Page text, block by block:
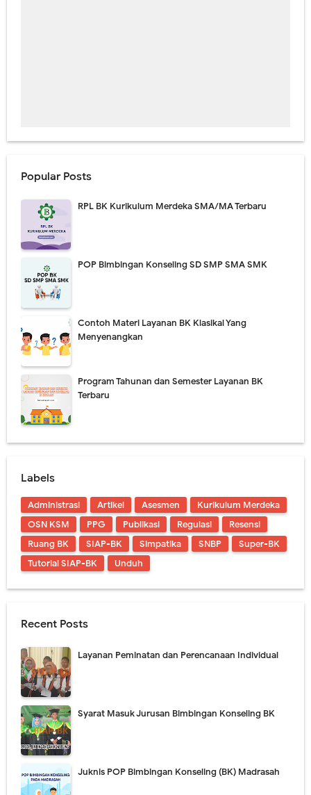
Popular Posts
RPL BK Kurikulum Merdeka SMA/MA Terbaru
POP Bimbingan Konseling SD SMP SMA SMK
Contoh Materi Layanan BK Klasikal Yang
Menyenangkan
Program Tahunan dan Semester Layanan BK
Terbaru
Labels
Administrasi Artikel Asesmen
Kurikulum Merdeka
OSN KSM
PPG Publikasi Regulasi
Resensi
Ruang BK
SIAP-BK Simpatika SNBP
Super-BK
Tutorial SIAP-BK
Unduh
Recent Posts
Layanan Peminatan dan Perencanaan Individual
Syarat Masuk Jurusan Bimbingan Konseling BK
Juknis POP Bimbingan Konseling (BK) Madrasah